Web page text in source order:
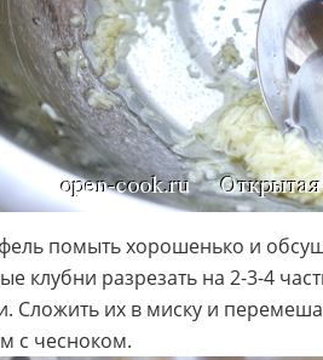
помыть хорошенько и
клубни разрезать на 2-3-4
Сложить их в миску и
с чесноком.